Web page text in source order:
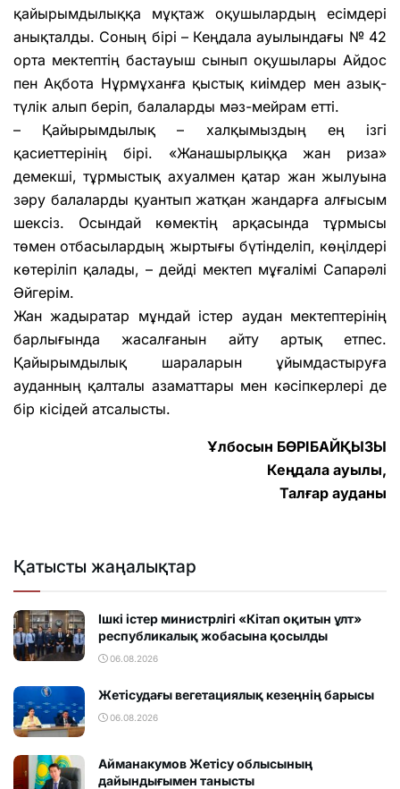
қайырымдылыққа мұқтаж оқушылардың есімдері
анықталды. Соның бірі – Кеңдала ауылындағы № 42
орта мектептің бастауыш сынып оқушылары Айдос
пен Ақбота Нұрмұханға қыстық киімдер мен азық-
түлік алып беріп, балаларды мәз-мейрам етті.
– Қайырымдылық – халқымыздың ең ізгі
қасиеттерінің бірі. «Жанашырлыққа жан риза»
демекші, тұрмыстық ахуалмен қатар жан жылуына
зәру балаларды қуантып жатқан жандарға алғысым
шексіз. Осындай көмектің арқасында тұрмысы
төмен отбасылардың жыртығы бүтінделіп, көңілдері
көтеріліп қалады, – дейді мектеп мұғалімі Сапарәлі
Әйгерім.
Жан жадыратар мұндай істер аудан мектептерінің
барлығында жасалғанын айту артық етпес.
Қайырымдылық шараларын ұйымдастыруға
ауданның қалталы азаматтары мен кәсіпкерлері де
бір кісідей атсалысты.
Ұлбосын БӨРІБАЙҚЫЗЫ
Кеңдала ауылы,
Талғар ауданы
Қатысты жаңалықтар
Ішкі істер министрлігі «Кітап оқитын ұлт»
республикалық жобасына қосылды
06.08.2026
Жетісудағы вегетациялық кезеңнің барысы
06.08.2026
Айманакумов Жетісу облысының
дайындығымен танысты